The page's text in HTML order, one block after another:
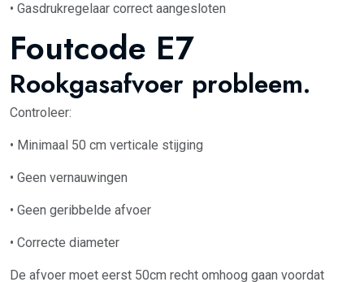
• Gasdrukregelaar correct aangesloten
Foutcode E7
Rookgasafvoer probleem.
Controleer:
• Minimaal 50 cm verticale stijging
• Geen vernauwingen
• Geen geribbelde afvoer
• Correcte diameter
De afvoer moet eerst 50cm recht omhoog gaan voordat